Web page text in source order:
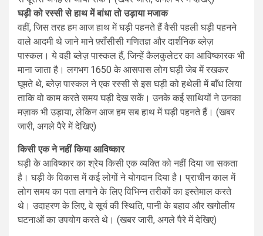
घड़ी को रस्सी से हाथ में बांधा तो उड़ाया मजाक
वहीं, जिस तरह हम आज हाथ में घड़ी पहनते हैं वैसी पहली घड़ी पहनने
वाले आदमी थे जाने माने फ़्राँसीसी गणितज्ञ और दार्शनिक ब्लेज़
पास्कल। ये वही ब्लेज़ पास्कल हैं, जिन्हें कैलकुलेटर का आविष्कारक भी
माना जाता है। लगभग 1650 के आसपास लोग घड़ी जेब में रखकर
घूमते थे, ब्लेज़ पास्कल ने एक रस्सी से इस घड़ी को हथेली में बाँध लिया
ताकि वो काम करते समय घड़ी देख सकें। उनके कई साथियों ने उनका
मज़ाक भी उड़ाया, लेकिन आज हम सब हाथ में घड़ी पहनते हैं। (खबर
जारी, अगले पैरे में देखिए)
किसी एक ने नहीं किया आविष्कार
घड़ी के आविष्कार का श्रेय किसी एक व्यक्ति को नहीं दिया जा सकता
है। घड़ी के विकास में कई लोगों ने योगदान दिया है। प्राचीन काल में
लोग समय का पता लगाने के लिए विभिन्न तरीकों का इस्तेमाल करते
थे। उदाहरण के लिए, वे सूर्य की स्थिति, पानी के बहाव और खगोलीय
घटनाओं का उपयोग करते थे। (खबर जारी, अगले पैरे में देखिए)